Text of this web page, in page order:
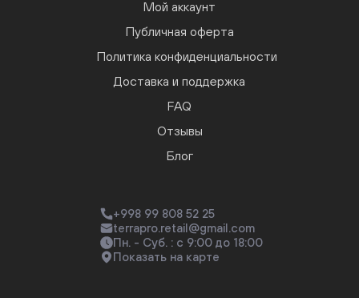
Мой аккаунт
Публичная оферта
Политика конфиденциальности
Доставка и поддержка
FAQ
Отзывы
Блог
+998 99 808 52 25
terrapro.retail@gmail.com
Пн. - Суб. : с 9:00 до 18:00
Показать на карте